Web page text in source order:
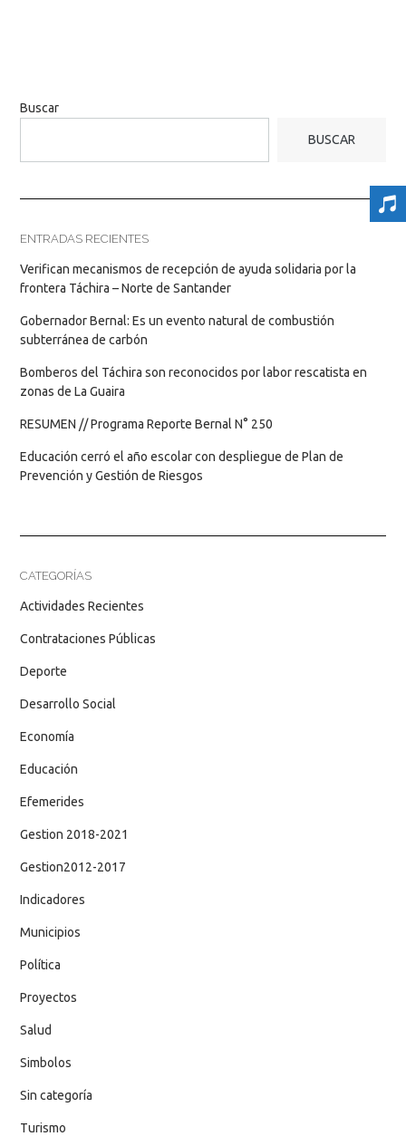
Buscar
BUSCAR
ENTRADAS RECIENTES
Verifican mecanismos de recepción de ayuda solidaria por la
frontera Táchira – Norte de Santander
Gobernador Bernal: Es un evento natural de combustión
subterránea de carbón
Bomberos del Táchira son reconocidos por labor rescatista en
zonas de La Guaira
RESUMEN // Programa Reporte Bernal N° 250
Educación cerró el año escolar con despliegue de Plan de
Prevención y Gestión de Riesgos
CATEGORÍAS
Actividades Recientes
Contrataciones Públicas
Deporte
Desarrollo Social
Economía
Educación
Efemerides
Gestion 2018-2021
Gestion2012-2017
Indicadores
Municipios
Política
Proyectos
Salud
Simbolos
Sin categoría
Turismo